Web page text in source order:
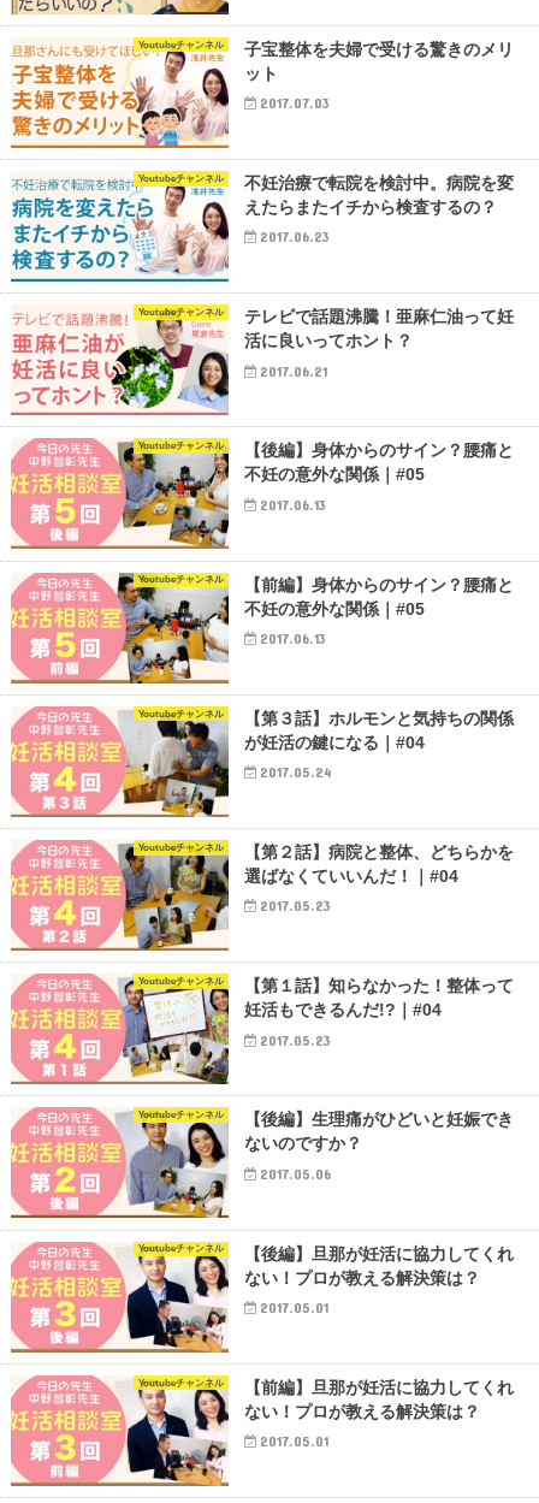
Youtubeチャンネル
子宝整体を夫婦で受ける驚きのメリ
ット
2017.07.03
Youtubeチャンネル
不妊治療で転院を検討中。病院を変
えたらまたイチから検査するの？
2017.06.23
Youtubeチャンネル
テレビで話題沸騰！亜麻仁油って妊
活に良いってホント？
2017.06.21
Youtubeチャンネル
【後編】身体からのサイン？腰痛と
不妊の意外な関係｜#05
2017.06.13
Youtubeチャンネル
【前編】身体からのサイン？腰痛と
不妊の意外な関係｜#05
2017.06.13
Youtubeチャンネル
【第３話】ホルモンと気持ちの関係
が妊活の鍵になる｜#04
2017.05.24
Youtubeチャンネル
【第２話】病院と整体、どちらかを
選ばなくていいんだ！｜#04
2017.05.23
Youtubeチャンネル
【第１話】知らなかった！整体って
妊活もできるんだ!?｜#04
2017.05.23
Youtubeチャンネル
【後編】生理痛がひどいと妊娠でき
ないのですか？
2017.05.06
Youtubeチャンネル
【後編】旦那が妊活に協力してくれ
ない！プロが教える解決策は？
2017.05.01
Youtubeチャンネル
【前編】旦那が妊活に協力してくれ
ない！プロが教える解決策は？
2017.05.01